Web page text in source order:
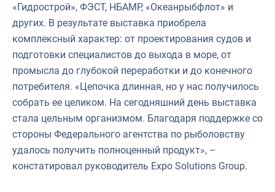
«Гидрострой», ФЭСТ, НБАМР, «Океанрыбфлот» и
других. В результате выставка приобрела
комплексный характер: от проектирования судов и
подготовки специалистов до выхода в море, от
промысла до глубокой переработки и до конечного
потребителя. «Цепочка длинная, но у нас получилось
собрать ее целиком. На сегодняшний день выставка
стала цельным организмом. Благодаря поддержке со
стороны Федерального агентства по рыболовству
удалось получить полноценный продукт», –
констатировал руководитель Expo Solutions Group.